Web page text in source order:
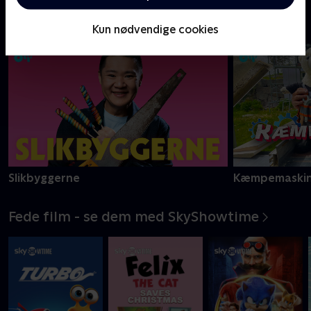
Kun nødvendige cookies
Store danske Oiii-serier
Slikbyggerne
Fede film - se dem med SkyShowtime